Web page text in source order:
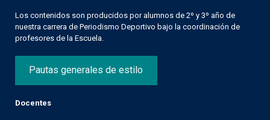
Los contenidos son producidos por alumnos de 2º y 3º año de
nuestra carrera de Periodismo Deportivo bajo la coordinación de
profesores de la Escuela.
Pautas generales de estilo
Docentes